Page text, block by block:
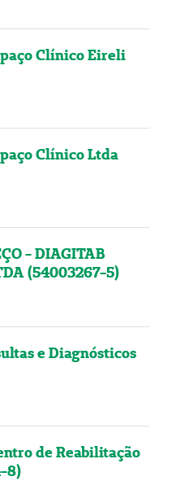
Clínico Eireli
Clínico Ltda
- DIAGITAB
(54003267-5)
e Diagnósticos
de Reabilitação
8)